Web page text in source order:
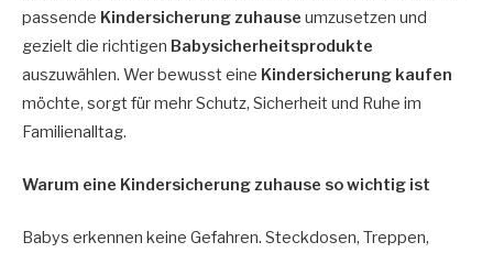
passende Kindersicherung zuhause umzusetzen und
gezielt die richtigen Babysicherheitsprodukte
auszuwählen. Wer bewusst eine Kindersicherung kaufen
möchte, sorgt für mehr Schutz, Sicherheit und Ruhe im
Familienalltag.
Warum eine Kindersicherung zuhause so wichtig ist
Babys erkennen keine Gefahren. Steckdosen, Treppen,